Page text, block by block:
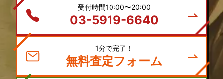
受付時間10:00〜20:00
03-5919-6640
1分で完了！
無料査定フォーム